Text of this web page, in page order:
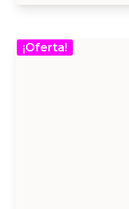
era:
¡Oferta!